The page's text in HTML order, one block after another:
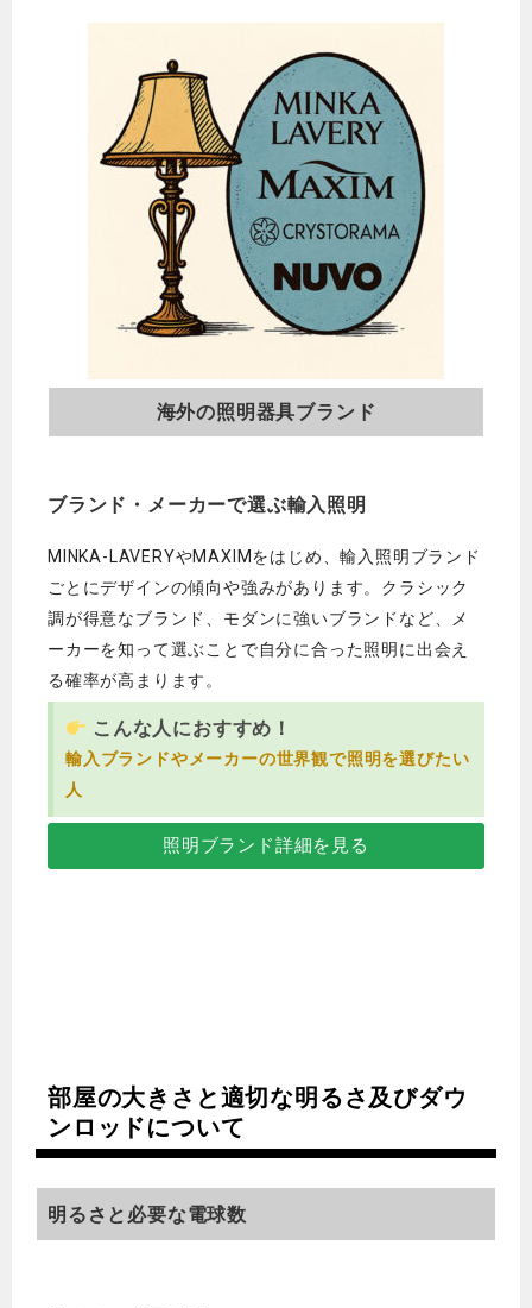
海外の照明器具ブランド
ブランド・メーカーで選ぶ輸入照明
MINKA-LAVERYやMAXIMをはじめ、輸入照明ブランド
ごとにデザインの傾向や強みがあります。 クラシック
調が得意なブランド、モダンに強いブランドなど、メ
ーカーを知って選ぶことで自分に合った照明に出会え
る確率が高まります。
こんな人におすすめ！
輸入ブランドやメーカーの世界観で照明を選びたい
人
照明ブランド詳細を見る
部屋の大きさと適切な明るさ及びダウ
ンロッドについて
明るさと必要な電球数